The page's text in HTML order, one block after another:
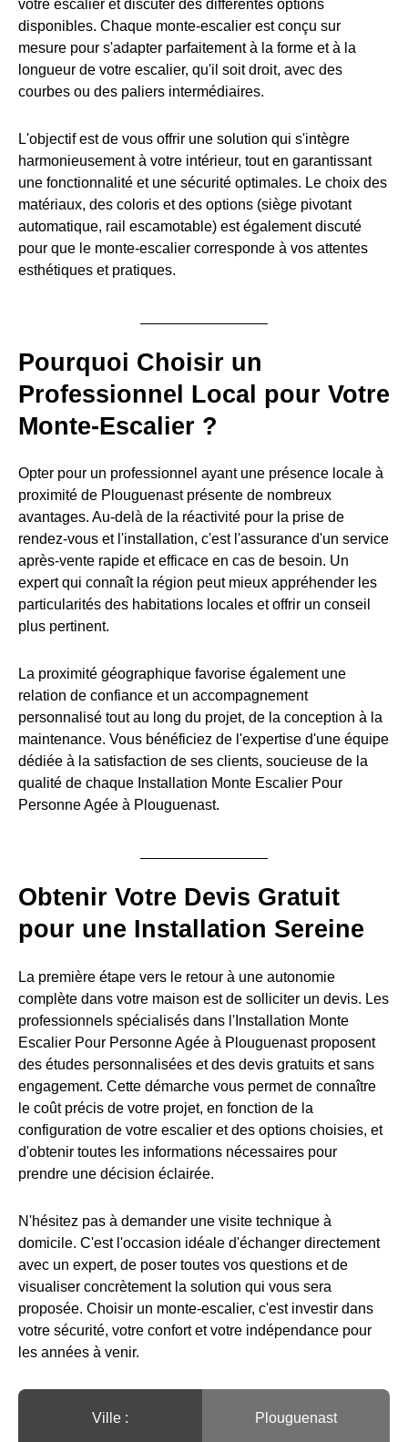
votre escalier et discuter des différentes options
disponibles. Chaque monte-escalier est conçu sur
mesure pour s'adapter parfaitement à la forme et à la
longueur de votre escalier, qu'il soit droit, avec des
courbes ou des paliers intermédiaires.
L'objectif est de vous offrir une solution qui s'intègre
harmonieusement à votre intérieur, tout en garantissant
une fonctionnalité et une sécurité optimales. Le choix des
matériaux, des coloris et des options (siège pivotant
automatique, rail escamotable) est également discuté
pour que le monte-escalier corresponde à vos attentes
esthétiques et pratiques.
Pourquoi Choisir un
Professionnel Local pour Votre
Monte-Escalier ?
Opter pour un professionnel ayant une présence locale à
proximité de Plouguenast présente de nombreux
avantages. Au-delà de la réactivité pour la prise de
rendez-vous et l'installation, c'est l'assurance d'un service
après-vente rapide et efficace en cas de besoin. Un
expert qui connaît la région peut mieux appréhender les
particularités des habitations locales et offrir un conseil
plus pertinent.
La proximité géographique favorise également une
relation de confiance et un accompagnement
personnalisé tout au long du projet, de la conception à la
maintenance. Vous bénéficiez de l'expertise d'une équipe
dédiée à la satisfaction de ses clients, soucieuse de la
qualité de chaque Installation Monte Escalier Pour
Personne Agée à Plouguenast.
Obtenir Votre Devis Gratuit
pour une Installation Sereine
La première étape vers le retour à une autonomie
complète dans votre maison est de solliciter un devis. Les
professionnels spécialisés dans l'Installation Monte
Escalier Pour Personne Agée à Plouguenast proposent
des études personnalisées et des devis gratuits et sans
engagement. Cette démarche vous permet de connaître
le coût précis de votre projet, en fonction de la
configuration de votre escalier et des options choisies, et
d'obtenir toutes les informations nécessaires pour
prendre une décision éclairée.
N'hésitez pas à demander une visite technique à
domicile. C'est l'occasion idéale d'échanger directement
avec un expert, de poser toutes vos questions et de
visualiser concrètement la solution qui vous sera
proposée. Choisir un monte-escalier, c'est investir dans
votre sécurité, votre confort et votre indépendance pour
les années à venir.
Ville :️ Plouguenast